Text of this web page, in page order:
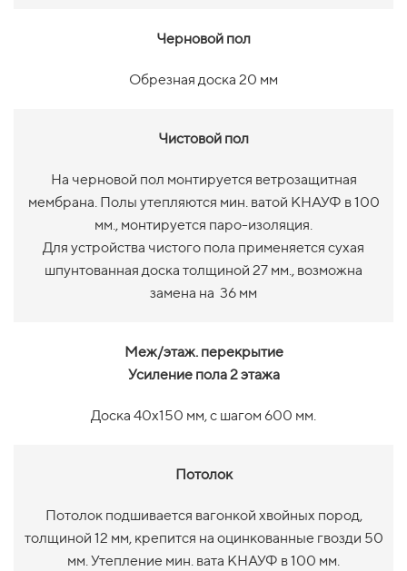
Черновой пол
Обрезная доска 20 мм
Чистовой пол
На черновой пол монтируется ветрозащитная
мембрана. Полы утепляются мин. ватой КНАУФ в 100
мм., монтируется паро-изоляция.
Для устройства чистого пола применяется сухая
шпунтованная доска толщиной 27 мм., возможна
замена на 36 мм
Меж/этаж. перекрытие
Усиление пола 2 этажа
Доска 40х150 мм, с шагом 600 мм.
Потолок
Потолок подшивается вагонкой хвойных пород,
толщиной 12 мм, крепится на оцинкованные гвозди 50
мм. Утепление мин. вата КНАУФ в 100 мм.